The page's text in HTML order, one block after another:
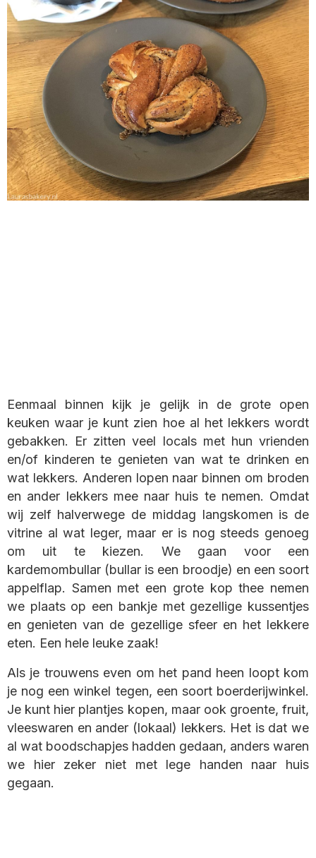
Eenmaal binnen kijk je gelijk in de grote open
keuken waar je kunt zien hoe al het lekkers wordt
gebakken. Er zitten veel locals met hun vrienden
en/of kinderen te genieten van wat te drinken en
wat lekkers. Anderen lopen naar binnen om broden
en ander lekkers mee naar huis te nemen. Omdat
wij zelf halverwege de middag langskomen is de
vitrine al wat leger, maar er is nog steeds genoeg
om uit te kiezen. We gaan voor een
kardemombullar (bullar is een broodje) en een soort
appelflap. Samen met een grote kop thee nemen
we plaats op een bankje met gezellige kussentjes
en genieten van de gezellige sfeer en het lekkere
eten. Een hele leuke zaak!
Als je trouwens even om het pand heen loopt kom
je nog een winkel tegen, een soort boerderijwinkel.
Je kunt hier plantjes kopen, maar ook groente, fruit,
vleeswaren en ander (lokaal) lekkers. Het is dat we
al wat boodschapjes hadden gedaan, anders waren
we hier zeker niet met lege handen naar huis
gegaan.